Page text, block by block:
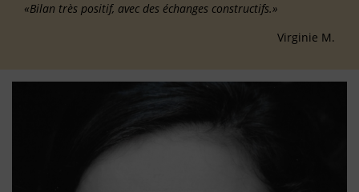
«Bilan très positif, avec des échanges constructifs.»
Virginie M.